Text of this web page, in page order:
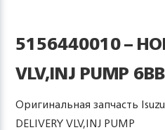
5156440010 –
VLV,INJ PUMP
Оригинальная запчасть
DELIVERY VLV,INJ PUMP